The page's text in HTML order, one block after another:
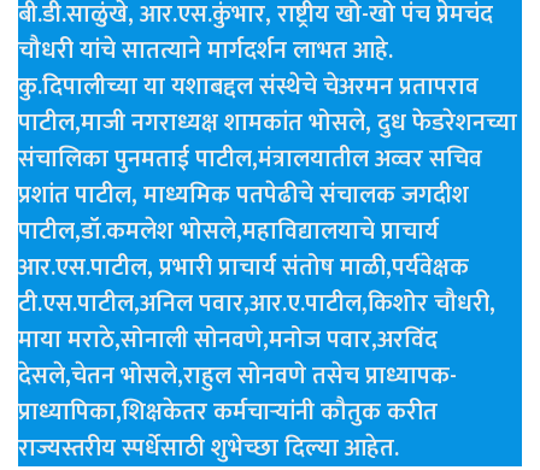
बी.डी.साळुंखे, आर.एस.कुंभार, राष्ट्रीय खो-खो पंच प्रेमचंद
चौधरी यांचे सातत्याने मार्गदर्शन लाभत आहे.
कु.दिपालीच्या या यशाबद्दल संस्थेचे चेअरमन प्रतापराव
पाटील,माजी नगराध्यक्ष शामकांत भोसले, दुध फेडरेशनच्या
संचालिका पुनमताई पाटील,मंत्रालयातील अव्वर सचिव
प्रशांत पाटील, माध्यमिक पतपेढीचे संचालक जगदीश
पाटील,डॉ.कमलेश भोसले,महाविद्यालयाचे प्राचार्य
आर.एस.पाटील, प्रभारी प्राचार्य संतोष माळी,पर्यवेक्षक
टी.एस.पाटील,अनिल पवार,आर.ए.पाटील,किशोर चौधरी,
माया मराठे,सोनाली सोनवणे,मनोज पवार,अरविंद
देसले,चेतन भोसले,राहुल सोनवणे तसेच प्राध्यापक-
प्राध्यापिका,शिक्षकेतर कर्मचाऱ्यांनी कौतुक करीत
राज्यस्तरीय स्पर्धेसाठी शुभेच्छा दिल्या आहेत.